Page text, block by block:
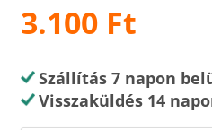
3.100 Ft
Szállítás 7 napon
Visszaküldés 14